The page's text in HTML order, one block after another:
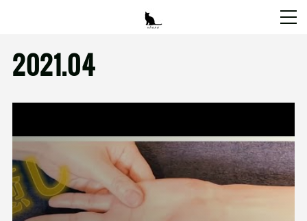
2021.04